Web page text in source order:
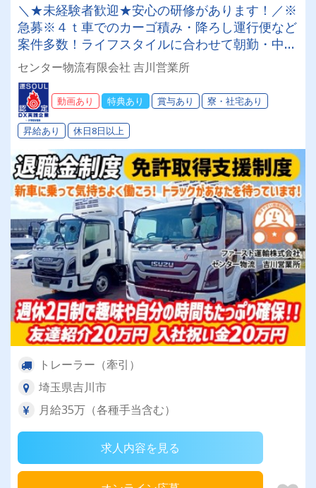
＼★未経験者歓迎★安心の研修があります！／※
急募※４ｔ車でのカーゴ積み・降ろし運行便など
案件多数！ライフスタイルに合わせて朝勤・中夜
勤・夜勤お選びください●退職金あり ●免許取得
支援制度あり ●無事故表彰あり ●入社祝い金
あり◎平均月収40万円以上可能！20代半ばメン
バーが大活躍中✨
センター物流有限会社 吉川営業所
動画あり 特典あり 賞与あり 寮・社宅あり
昇給あり 休日8日以上
トレーラー（牽引）
埼玉県吉川市
月給35万（各種手当含む）
求人内容を見る